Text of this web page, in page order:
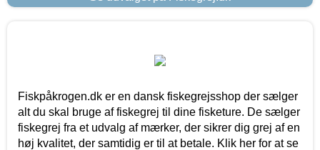
Fiskpåkrogen.dk er en dansk fiskegrejsshop der sælger
alt du skal bruge af fiskegrej til dine fisketure. De sælger
fiskegrej fra et udvalg af mærker, der sikrer dig grej af en
høj kvalitet, der samtidig er til at betale. Klik her for at se